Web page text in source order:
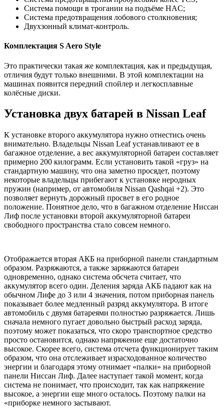
Система помощи в трогании на подъёме HAC;
Система предотвращения лобового столкновения;
Двухзонный климат-контроль.
Комплектация S Aero Style
Это практически такая же комплектация, как и предыдущая,
отличия будут только внешними. В этой комплектации на
машинах появится передний спойлер и легкосплавные
колёсные диски.
Установка двух батарей в Nissan Leaf
К установке второго аккумулятора нужно отнестись очень
внимательно. Владельцы Nissan Leaf устанавливают ее в
багажное отделение, а вес аккумуляторной батареи составляет
примерно 200 килограмм. Если установить такой «груз» на
стандартную машину, что она заметно просядет, поэтому
некоторые владельцы прибегают к установке неродных
пружин (например, от автомобиля Nissan Qashqai +2). Это
позволяет вернуть дорожный просвет в его родное
положение. Понятное дело, что в багажном отделение Ниссан
Лиф после установки второй аккумуляторной батареи
свободного пространства стало совсем немного.
Отображается вторая АКБ на приборной панели стандартным
образом. Разряжаются, а также заряжаются батареи
одновременно, однако система обсчета считает, что
аккумулятор всего один. Деления заряда АКБ падают как на
обычном Лифе до 3 или 4 значения, потом приборная панель
показывает более медленный разряд аккумулятора. В итоге
автомобиль с двумя батареями полностью разряжается. Лишь
сначала немного пугает довольно быстрый расход заряда,
поэтому может показаться, что скоро транспортное средство
просто остановится, однако напряжение еще достаточно
высокое. Скорее всего, система отсчета функционирует таким
образом, что она отслеживает израсходованное количество
энергии и благодаря этому отнимает «палки» на приборной
панели Ниссан Лиф. Далее наступает такой момент, когда
система не понимает, что происходит, так как напряжение
высокое, а энергии еще много осталось. Поэтому палки на
«приборке немного застывают.